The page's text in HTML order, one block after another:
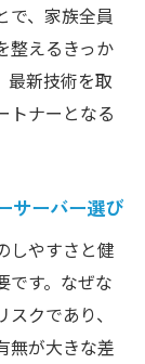
で、家族全員
整えるきっか
最新技術を取
トナーとなる
サーバー選び
しやすさと健
です。なぜな
クであり、
無が大きな差